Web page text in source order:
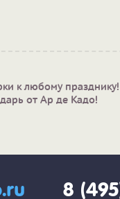
к любому празднику!
от Ар де Кадо!
8